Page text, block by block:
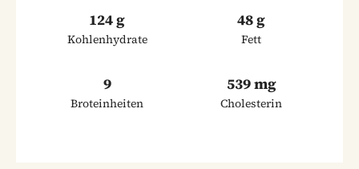
124 g
Kohlenhydrate
48 g
Fett
9
Broteinheiten
539 mg
Cholesterin